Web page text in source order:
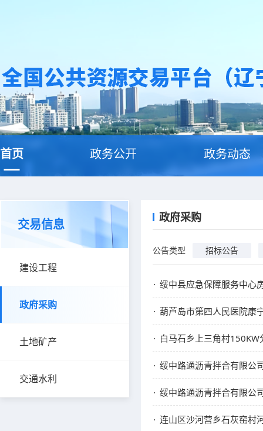
首页 政务公开 政务动态
交易信息
建设工程
政府采购
土地矿产
交通水利
政府采购
公告类型 招标公告
绥中县应急保障服务中心
葫芦岛市第四人民医院康
白马石乡上三角村
绥中路通沥青拌合有限公
绥中路通沥青拌合有限公
连山区沙河营乡石灰窑村